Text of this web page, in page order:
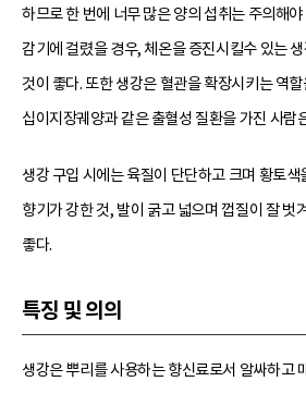
하므로 한 번에 너무 많은 양의 섭취는 주의해
감기에 걸렸을 경우, 체온을 증진시킬수 있는
것이 좋다. 또한 생강은 혈관을 확장시키는 역
십이지장궤양과 같은 출혈성 질환을 가진 사람
생강 구입 시에는 육질이 단단하고 크며 황토
향기가 강한 것, 발이 굵고 넓으며 껍질이 잘 벗
좋다.
특징 및 의의
생강은 뿌리를 사용하는 향신료로서 알싸하고